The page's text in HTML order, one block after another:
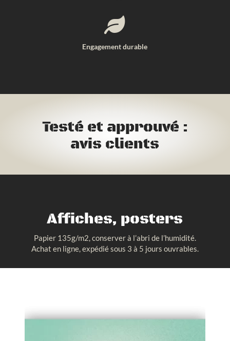

Engagement durable
Testé et approuvé :
avis clients
Affiches, posters
Papier 135g/m2, conserver à l’abri de l’humidité.
Achat en ligne, expédié sous 3 à 5 jours ouvrables.